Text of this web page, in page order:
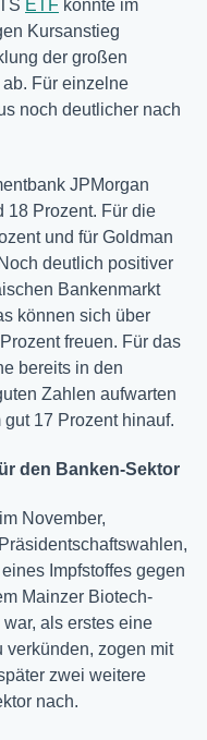
ETF konnte im
Kursanstieg
der großen
Für einzelne
noch deutlicher nach
JPMorgan
18 Prozent. Für die
und für Goldman
deutlich positiver
Bankenmarkt
können sich über
freuen. Für das
bereits in den
Zahlen aufwarten
17 Prozent hinauf.
den Banken-Sektor
November,
Impfstoffes gegen
Mainzer Biotech-
als erstes eine
zogen mit
zwei weitere
nach.